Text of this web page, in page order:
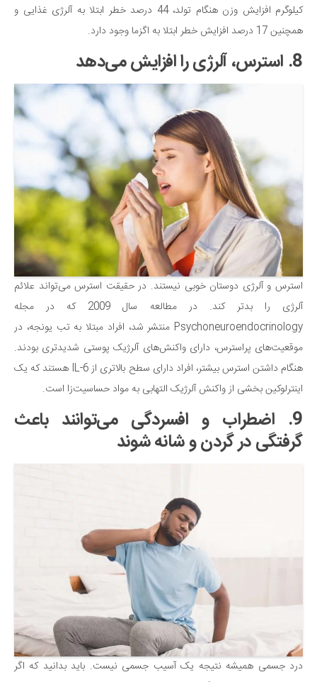
کیلوگرم افزایش وزن هنگام تولد، 44 درصد خطر ابتلا به آلرژی غذایی و
همچنین 17 درصد افزایش خطر ابتلا به اگزما وجود دارد.
8. استرس، آلرژی را افزایش می‌دهد
استرس و آلرژی دوستان خوبی نیستند. در حقیقت استرس می‌تواند علائم
آلرژی را بدتر کند. در مطالعه سال 2009 که در مجله
Psychoneuroendocrinology منتشر شد، افراد مبتلا به تب یونجه، در
موقعیت‌های پراسترس، دارای واکنش‌های آلرژیک پوستی شدیدتری بودند.
هنگام داشتن استرس بیشتر، افراد دارای سطح بالاتری از IL-6 هستند که یک
اینترلوکین بخشی از واکنش آلرژیک التهابی به مواد حساسیت‌زا است.
9. اضطراب و افسردگی می‌توانند باعث
گرفتگی در گردن و شانه شوند
درد جسمی همیشه نتیجه یک آسیب جسمی نیست. باید بدانید که اگر